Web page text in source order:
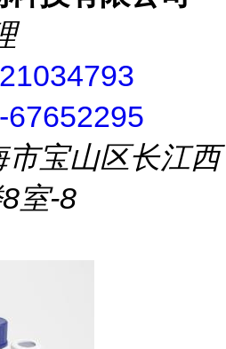
67652295
市宝山区长江西
室-8